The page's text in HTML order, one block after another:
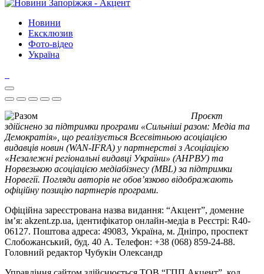
Новини
Ексклюзив
Фото-відео
Україна
Проєкт
здійснено за підтримки програми «Сильніші разом: Медіа та
Демократія», що реалізується Всесвітньою асоціацією
видавців новин (WAN-IFRA) у партнерстві з Асоціацією
«Незалежні регіональні видавці України» (АНРВУ) та
Норвезькою асоціацією медіабізнесу (MBL) за підтримки
Норвегії. Погляди авторів не обов’язково відображають
офіційну позицію партнерів програми.
Офіційна зареєстрована назва видання: “Акцент”, доменне
ім’я: akzent.zp.ua, ідентифікатор онлайн-медіа в Реєстрі: R40-
06127. Поштова адреса: 49083, Україна, м. Дніпро, проспект
Слобожанський, буд. 40 А. Телефон: +38 (068) 859-24-88.
Головний редактор Чубукін Олександр